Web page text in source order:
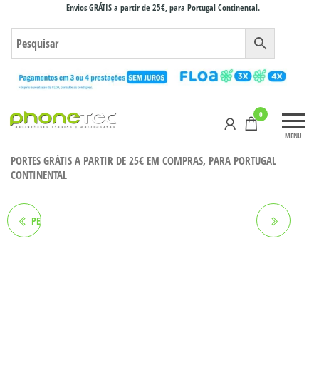
para
conteúdo
Envios GRÁTIS a partir de 25€, para Portugal Continental.
Online
MENU
0
PORTES GRÁTIS A PARTIR DE 25€ EM COMPRAS, PARA PORTUGAL
CONTINENTAL
PELÍCULA SAMSUNG S20 PLUS